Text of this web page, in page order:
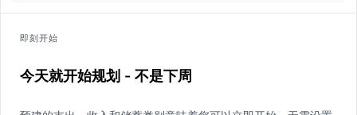
即刻开始
今天就开始规划 - 不是下周